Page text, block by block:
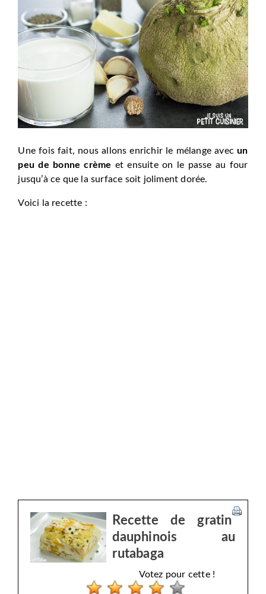
Une fois fait, nous allons enrichir le mélange avecun
peu de bonne crème et ensuite on le passe au four
jusqu’à ce que la surface soit joliment dorée.
Voici la recette :
Recette de gratin
dauphinois au
rutabaga
Votez pour cette !